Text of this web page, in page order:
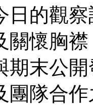
日的觀
關懷胸
期末公
團隊合